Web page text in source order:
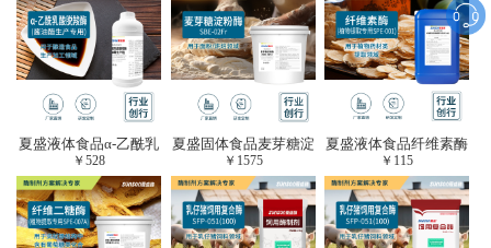
夏盛液体食品α-乙酰乳
酸脱羧酶(酱油醋生产
专用)FDY-3206
￥528
夏盛固体食品麦芽糖淀
粉酶(烘焙及面粉改良
用酶/发酵类食品可
用)FDG-0012
￥ 1575
夏盛液体食品纤维素酶
(植物提取专用酶/解决
提取液混浊问题/降
黏)FFY-0651
￥ 115